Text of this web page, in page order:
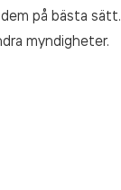
på bästa sätt.
myndigheter.